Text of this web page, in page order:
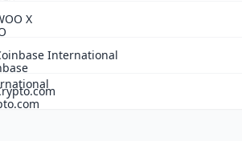
X
International